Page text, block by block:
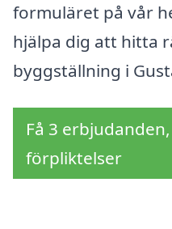
formuläret på vår
hjälpa dig att hitta
byggställning i
Få 3
förpliktelser